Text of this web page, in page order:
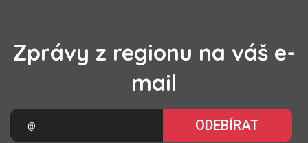
Zprávy z regionu na váš e-
mail
ODEBÍRAT